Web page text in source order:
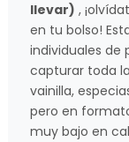
llevar) ,
en tu bolso!
individuales de
capturar toda
vainilla,
pero en
muy bajo en